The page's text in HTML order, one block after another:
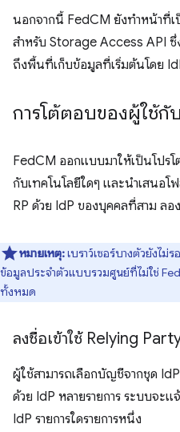
นอกจากนี้ FedCM ยังทำหน้าที่เ
สำหรับ Storage Access API ซึ่
ถึงพื้นที่เก็บข้อมูลที่เริ่มต้นโดย
การโต้ตอบของผู้ใช้กั
FedCM ออกแบบมาให้เป็นโปร
กับเทคโนโลยีใดๆ และนำเสนอ
RP ด้วย IdP ของบุคคลที่สาม ลอ
หมายเหตุ:เบราว์เซอร์บางตัวยังไม่
ข้อมูลประจำตัวแบบรวมศูนย์ที่ไม่ใช่
ทั้งหมด
ลงชื่อเข้าใช้ Relying
ผู้ใช้สามารถเลือกบัญชีจากชุด
ด้วย IdP หลายรายการ ระบบจะแ
IdP รายการใดรายการหนึ่ง